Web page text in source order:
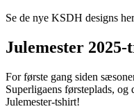
Se de nye KSDH designs
Julemester 2025-
For første gang siden
Superligaens førsteplads, og
Julemester-tshirt!